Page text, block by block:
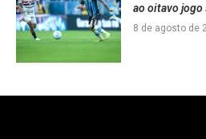
ao oitavo jogo
8 de agosto de